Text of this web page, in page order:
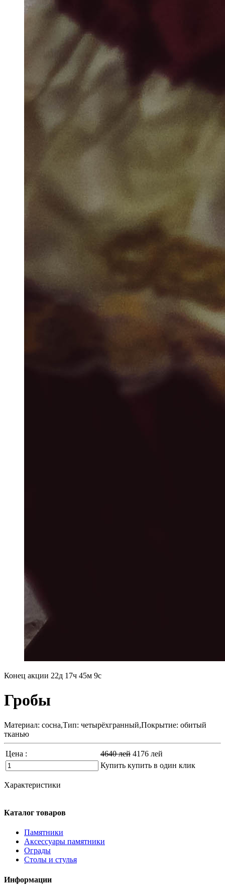
Конец акции 22д 17ч 45м 8с
Гробы
Материал: сосна,Тип: четырёхгранный,Покрытие: обитый
тканью
Цена : 4640лей 4176 лей
Купить купить в один клик
Характеристики
Каталог товаров
Памятники
Аксессуары памятники
Ограды
Столы и стулья
Информации